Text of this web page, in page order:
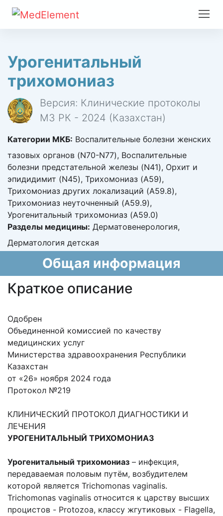
Урогенитальный
трихомониаз
Версия: Клинические протоколы
МЗ РК - 2024 (Казахстан)
Категории МКБ: Воспалительные болезни женских
тазовых органов (N70-N77), Воспалительные
болезни предстательной железы (N41), Орхит и
эпидидимит (N45), Трихомониаз (A59),
Трихомониаз других локализаций (A59.8),
Трихомониаз неуточненный (A59.9),
Урогенитальный трихомониаз (A59.0)
Разделы медицины: Дерматовенерология,
Дерматология детская
Общая информация
Краткое описание
Одобрен
Объединенной комиссией по качеству
медицинских услуг
Министерства здравоохранения Республики
Казахстан
от «26» ноября 2024 года
Протокол №219
КЛИНИЧЕСКИЙ ПРОТОКОЛ ДИАГНОСТИКИ И
ЛЕЧЕНИЯ
УРОГЕНИТАЛЬНЫЙ ТРИХОМОНИАЗ
Урогенитальный трихомониаз – инфекция,
передаваемая половым путём, возбудителем
которой является Trichomonas vaginalis.
Trichomonas vaginalis относится к царству высших
процистов - Protozoa, классу жгутиковых - Flagella,